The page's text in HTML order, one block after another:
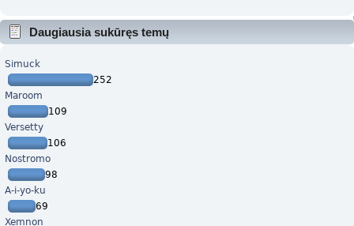
Daugiausia sukūręs temų
Simuck
252
Maroom
109
Versetty
106
Nostromo
98
A-i-yo-ku
69
Xemnon